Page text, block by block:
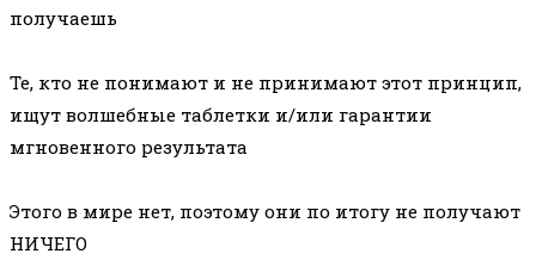
получаешь
Те, кто не понимают и не принимают этот принцип,
ищут волшебные таблетки и/или гарантии
мгновенного результата
Этого в мире нет, поэтому они по итогу не получают
НИЧЕГО